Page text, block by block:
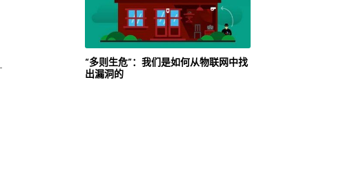
“多则生危”：我们是如何从物联网中找
出漏洞的